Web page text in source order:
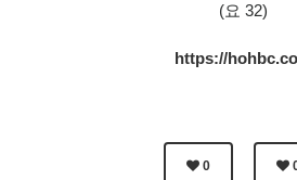
(요 32)
https://
0